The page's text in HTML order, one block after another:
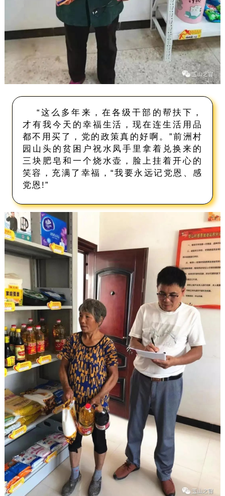
“这么多年来，在各级干部的帮扶下，
才有我今天的幸福生活，现在连生活用品
都不用买了，党的政策真的好啊。”前洲村
园山头的贫困户祝水凤手里拿着兑换来的
三块肥皂和一个烧水壶，脸上挂着开心的
笑容，充满了幸福，“我要永远记党恩、感
党恩!”